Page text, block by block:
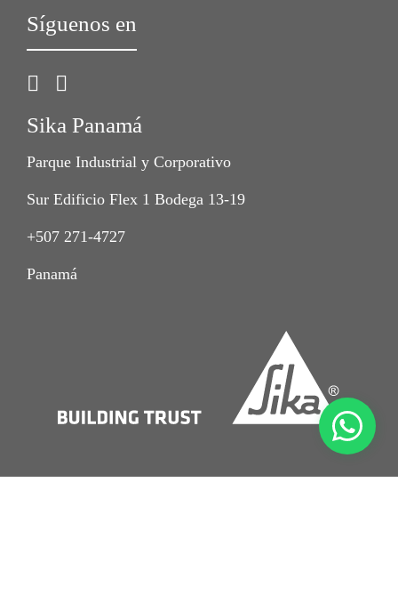
Síguenos en
Sika Panamá
Parque Industrial y Corporativo
Sur Edificio Flex 1 Bodega 13-19
+507 271-4727
Panamá